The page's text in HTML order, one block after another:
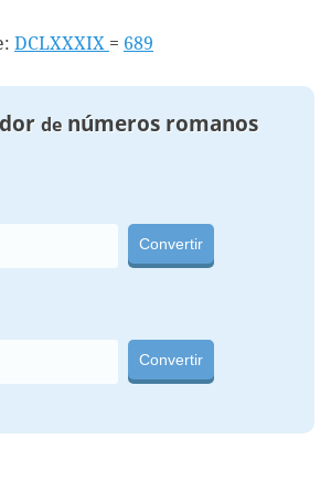
DCLXXXIX = 689
de números romanos
Convertir
Convertir